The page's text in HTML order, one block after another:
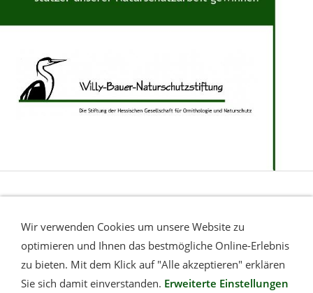
Wollen Sie mehr über Willy-Bauer und uns erfahren,
können Sie unser Faltblatthier[3.504 KB]
Wir verwenden Cookies um unsere Website zu
optimieren und Ihnen das bestmögliche Online-Erlebnis
zu bieten. Mit dem Klick auf "Alle akzeptieren" erklären
Sie sich damit einverstanden. Erweiterte Einstellungen